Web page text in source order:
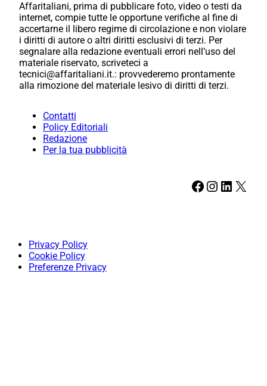
Affaritaliani, prima di pubblicare foto, video o testi da
internet, compie tutte le opportune verifiche al fine di
accertarne il libero regime di circolazione e non violare
i diritti di autore o altri diritti esclusivi di terzi. Per
segnalare alla redazione eventuali errori nell’uso del
materiale riservato, scriveteci a
tecnici@affaritaliani.it.: provvederemo prontamente
alla rimozione del materiale lesivo di diritti di terzi.
Contatti
Policy Editoriali
Redazione
Per la tua pubblicità
Facebook Instagram LinkedIn X
Privacy Policy
Cookie Policy
Preferenze Privacy